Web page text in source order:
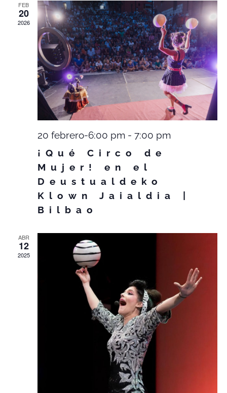
FEB
20
2026
20 febrero-6:00 pm- 7:00 pm
¡Qué Circo de
Mujer! en el
Deustualdeko
Klown Jaialdia |
Bilbao
ABR
12
2025